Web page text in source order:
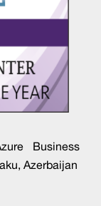
Business
Azerbaijan